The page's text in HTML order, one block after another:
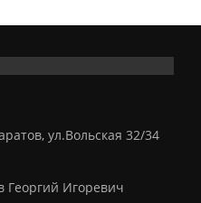
ул.Вольская 32/34
Георгий Игоревич